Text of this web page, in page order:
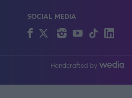
SOCIAL MEDIA
FacebookTwitterInstagram
YouTubeTikTok
Handcrafted by